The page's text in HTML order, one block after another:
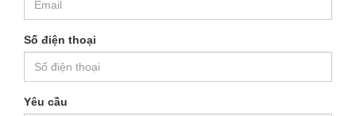
Số điện thoại
Yêu cầu